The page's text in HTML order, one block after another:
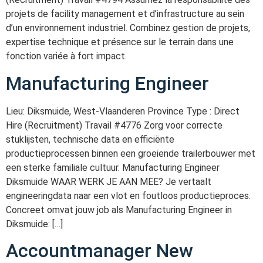
projets de facility management et d’infrastructure au sein
d’un environnement industriel. Combinez gestion de projets,
expertise technique et présence sur le terrain dans une
fonction variée à fort impact.
Manufacturing Engineer
Lieu: Diksmuide, West-Vlaanderen Province Type : Direct
Hire (Recruitment) Travail #4776 Zorg voor correcte
stuklijsten, technische data en efficiënte
productieprocessen binnen een groeiende trailerbouwer met
een sterke familiale cultuur. Manufacturing Engineer
Diksmuide WAAR WERK JE AAN MEE? Je vertaalt
engineeringdata naar een vlot en foutloos productieproces.
Concreet omvat jouw job als Manufacturing Engineer in
Diksmuide: […]
Accountmanager New